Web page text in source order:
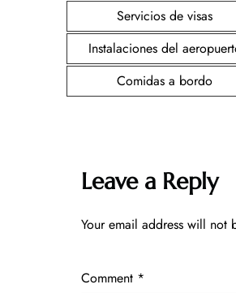
Servicios de visas
Instalaciones del
Comidas a bordo
Leave a Reply
Your email address will not
Comment *